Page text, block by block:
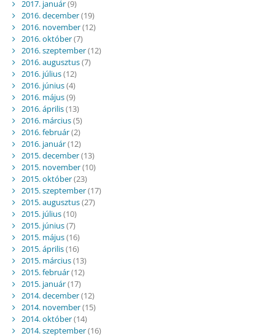
2017. január(9)
2016. december(19)
2016. november(12)
2016. október(7)
2016. szeptember(12)
2016. augusztus(7)
2016. július(12)
2016. június(4)
2016. május(9)
2016. április(13)
2016. március(5)
2016. február(2)
2016. január(12)
2015. december(13)
2015. november(10)
2015. október(23)
2015. szeptember(17)
2015. augusztus(27)
2015. július(10)
2015. június(7)
2015. május(16)
2015. április(16)
2015. március(13)
2015. február(12)
2015. január(17)
2014. december(12)
2014. november(15)
2014. október(14)
2014. szeptember(16)